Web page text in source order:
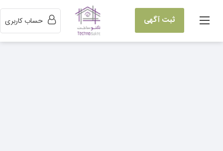
ثبت آگهی حساب کاربری